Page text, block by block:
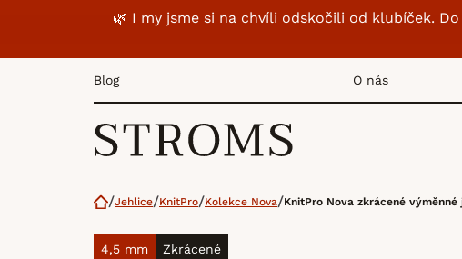
🌿 I my jsme si na chvíli odskočili od klubíček.
Blog O nás
DomůJehlice KnitPro Kolekce Nova KnitPro Nova zkrácené
4,5 mm Zkrácené